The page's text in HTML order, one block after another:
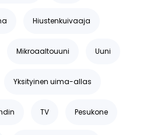
Hiustenkuivaaja
Mikroaaltouuni Uuni
Yksityinen uima-allas
TV Pesukone